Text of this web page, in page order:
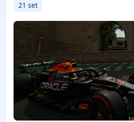
21 set